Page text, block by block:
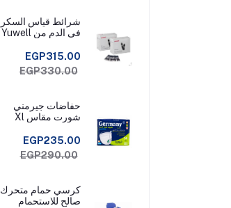
شرائط قياس السكر
فى الدم من Yuwell
شريط قياس
EGP315.00
EGP330.00
حفاضات جيرمني
شورت مقاس Xl
EGP235.00
EGP290.00
كرسي حمام متحرك
صالح للاستحمام